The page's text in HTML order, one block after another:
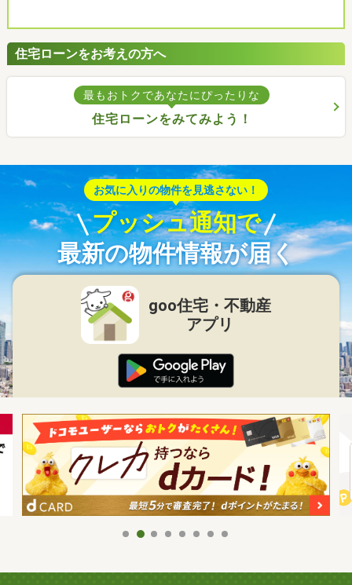
住宅ローンをお考えの方へ
最もおトクであなたにぴったりな
住宅ローンをみてみよう！
お気に入りの物件を見逃さない！
プッシュ通知で
最新の物件情報が届く
goo住宅・不動産
アプリ